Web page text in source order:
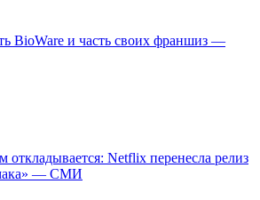
BioWare и часть своих франшиз —
откладывается: Netflix перенесла релиз
— СМИ